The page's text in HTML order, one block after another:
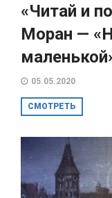
«Читай и
Моран —
05.05.2020
СМОТРЕТЬ